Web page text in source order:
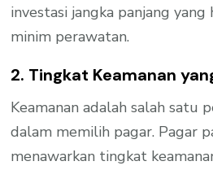
investasi jangka panjang
minim perawatan.
2. Tingkat Keamanan
Keamanan adalah salah satu
dalam memilih pagar. Pagar
menawarkan tingkat